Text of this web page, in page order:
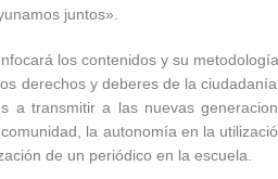
juntos».
los contenidos y su
derechos y deberes de la
a transmitir a las nuevas
la autonomía en la
de un periódico en la escuela.